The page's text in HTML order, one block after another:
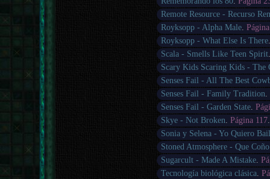
Remote Resource - Recurso
Royksopp - Alpha Male.
Royksopp - What Else Is There
Scala - Smells Like Teen Spirit
Scary Kids Scaring Kids - The
Senses Fail - All The Best
Senses Fail - Family Tradition.
Senses Fail - Garden State.
Skye - Not Broken.Página 117
Sonia y Selena - Yo Quiero
Stoned Atmosphere - Que
Sugarcult - Made A Mistake.
Tecnología biológica clásica.